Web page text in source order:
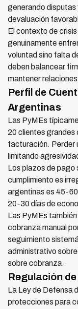
generando disputas
devaluación
El contexto de
genuinamente
voluntad sino falta
deben balancear
mantener
Perfil de
Argentinas
Las PyMEs
20 clientes grandes
facturación. Perder
limitando
Los plazos de pago
cumplimiento es
argentinas es 45-
20-30 días de
Las PyMEs
cobranza manual
seguimiento
administrativo
sobre cobranza.
Regulación
La Ley de Defensa
protecciones para